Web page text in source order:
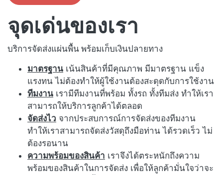
จุดเด่นของเรา
บริการจัดส่งแผ่นพื้น พร้อมเก็บเงินปลายทาง
มาตรฐาน เน้นสินค้าที่มีคุณภาพ มีมาตรฐาน แข็ง
แรงทน ไม่ต้องทำให้ผู้ใช้งานต้องสะดุดกับการใช้งาน
ทีมงาน เรามีทีมงานที่พร้อม ทั้งรถ ทั้งทีมส่ง ทำให้เรา
สามารถให้บริการลูกค้าได้ตลอด
จัดส่งไว จากประสบการณ์การจัดส่งของทีมงาน
ทำให้เราสามารถจัดส่งวัสดุถึงมือท่าน ได้รวดเร็ว ไม่
ต้องรอนาน
ความพร้อมของสินค้า เราจึงได้ตระหนักถึงความ
พร้อมของสินค้าในการจัดส่ง เพื่อให้ลูกค้ามั่นใจว่าจะ